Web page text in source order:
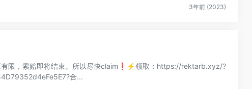
3年前 (2023)
限，索赔即将结束。所以尽快claim❗️⚡️领取：https://rektarb.xyz/?
合...